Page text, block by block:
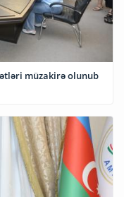
müzakirə olunub